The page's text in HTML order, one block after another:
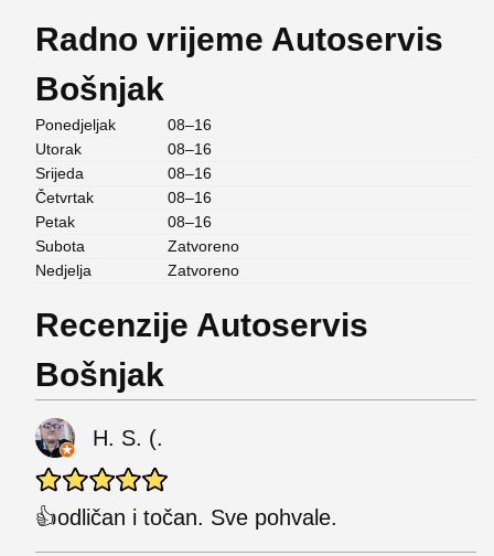
Radno vrijeme Autoservis
Bošnjak
Ponedjeljak
08–16
Utorak
08–16
Srijeda
08–16
Četvrtak
08–16
Petak
08–16
Subota
Zatvoreno
Nedjelja
Zatvoreno
Recenzije Autoservis
Bošnjak
H. S. (.
👍odličan i točan. Sve pohvale.